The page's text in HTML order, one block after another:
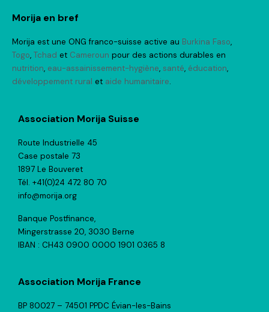
Morija en bref
Morija est une ONG franco-suisse active au Burkina Faso,
Togo, Tchad et Cameroun pour des actions durables en
nutrition, eau-assainissement-hygiène, santé, éducation,
développement rural et aide humanitaire.
Association Morija Suisse
Route Industrielle 45
Case postale 73
1897 Le Bouveret
Tél. +41(0)24 472 80 70
info@morija.org
Banque Postfinance,
Mingerstrasse 20, 3030 Berne
IBAN : CH43 0900 0000 1901 0365 8
Association Morija France
BP 80027 – 74501 PPDC Évian-les-Bains